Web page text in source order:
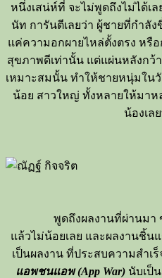
หนึ่งเสน่ห์ที่ จะไม่พูดถึงไม่ได้เ
นัท การันตีเลยว่า ผู้ชายที่กำลั
แค่ความอกผายไหล่ตั้งตรง หรื
สุขภาพดีเท่านั้น แต่แผ่นหลังกว้
เหมาะสมนั้น ทำให้ชายหนุ่มใน
น้อย สาวใหญ่ ทั้งหลายให้มาห
น้องเล
พูดถึงผลงานที่ผ่านมา ข
แล้วไม่น้อยเลย และผลงานชิ้น
เป็นผลงาน ที่ประสบความสำเ
แอพชนแอพ (App War)นับเป็น